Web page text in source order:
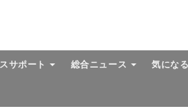
サポート 総合ニュース 気にな